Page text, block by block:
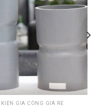
KIỆN GIA CÔNG GIÁ RẺ